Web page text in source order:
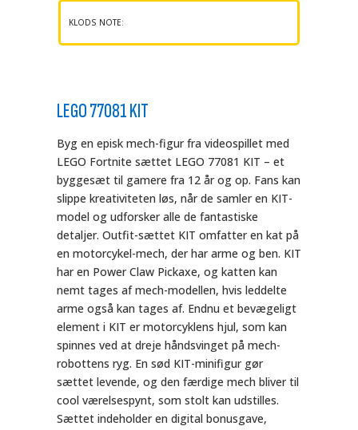
KLODS NOTE:
LEGO 77081 KIT
Byg en episk mech-figur fra videospillet med
LEGO Fortnite sættet LEGO 77081 KIT – et
byggesæt til gamere fra 12 år og op. Fans kan
slippe kreativiteten løs, når de samler en KIT-
model og udforsker alle de fantastiske
detaljer. Outfit-sættet KIT omfatter en kat på
en motorcykel-mech, der har arme og ben. KIT
har en Power Claw Pickaxe, og katten kan
nemt tages af mech-modellen, hvis leddelte
arme også kan tages af. Endnu et bevægeligt
element i KIT er motorcyklens hjul, som kan
spinnes ved at dreje håndsvinget på mech-
robottens ryg. En sød KIT-minifigur gør
sættet levende, og den færdige mech bliver til
cool værelsespynt, som stolt kan udstilles.
Sættet indeholder en digital bonusgave,